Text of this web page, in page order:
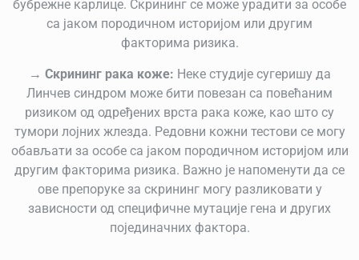
бубрежне карлице. Скрининг се може урадити за особе
са јаком породичном историјом или другим
факторима ризика.
→ Скрининг рака коже: Неке студије сугеришу да
Линчев синдром може бити повезан са повећаним
ризиком од одређених врста рака коже, као што су
тумори лојних жлезда. Редовни кожни тестови се могу
обављати за особе са јаком породичном историјом или
другим факторима ризика. Важно је напоменути да се
ове препоруке за скрининг могу разликовати у
зависности од специфичне мутације гена и других
појединачних фактора.